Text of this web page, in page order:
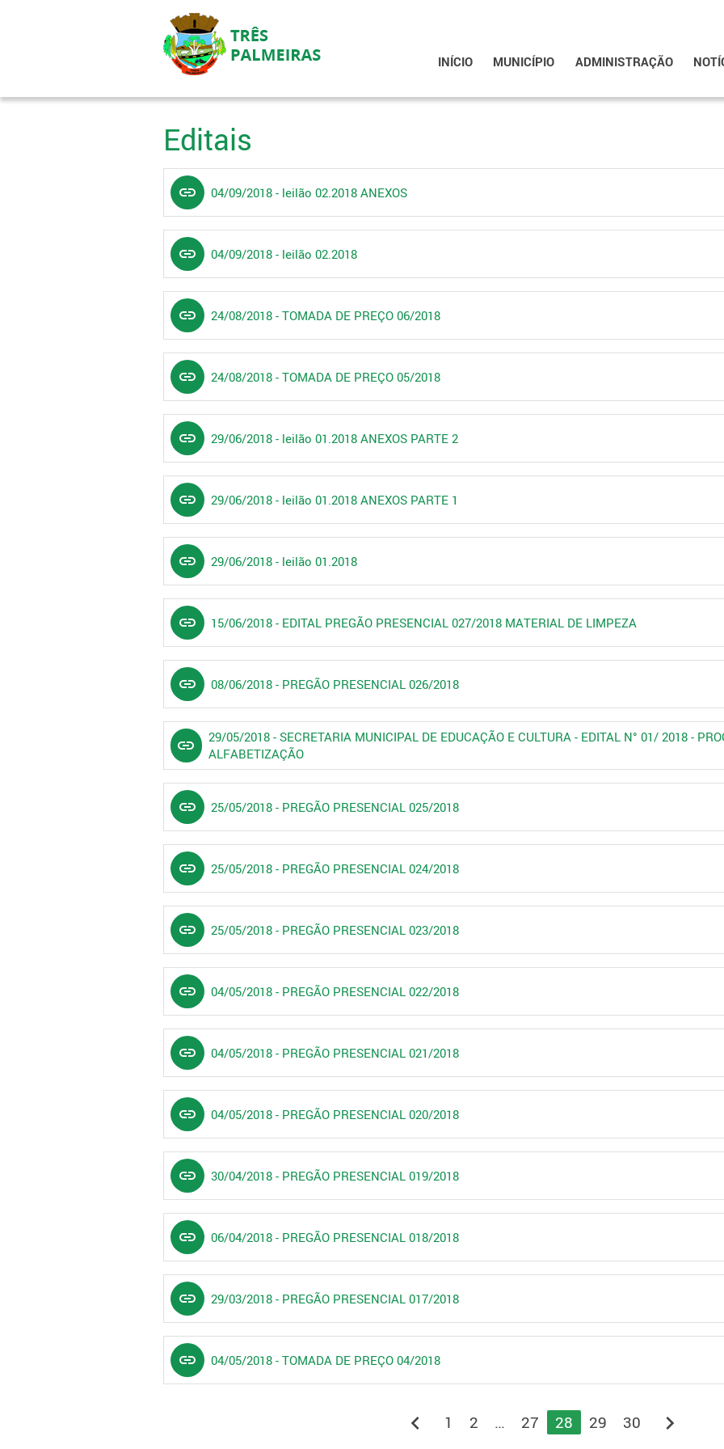
INÍCIO MUNICÍPIO ADMINISTRAÇÃO
Editais
link 04/09/2018 - leilão 02.2018 ANEXOS
link 04/09/2018 - leilão 02.2018
link 24/08/2018 - TOMADA DE PREÇO 06/2018
link 24/08/2018 - TOMADA DE PREÇO 05/2018
link 29/06/2018 - leilão 01.2018 ANEXOS PARTE 2
link 29/06/2018 - leilão 01.2018 ANEXOS PARTE 1
link 29/06/2018 - leilão 01.2018
link 15/06/2018 - EDITAL PREGÃO PRESENCIAL 027/2018 MATERIAL DE LIMPEZA
link 08/06/2018 - PREGÃO PRESENCIAL 026/2018
link
29/05/2018 - SECRETARIA MUNICIPAL DE EDUCAÇÃO E CULTURA - EDITAL N° 01/ 2018 -
ALFABETIZAÇÃO
link 25/05/2018 - PREGÃO PRESENCIAL 025/2018
link 25/05/2018 - PREGÃO PRESENCIAL 024/2018
link 25/05/2018 - PREGÃO PRESENCIAL 023/2018
link 04/05/2018 - PREGÃO PRESENCIAL 022/2018
link 04/05/2018 - PREGÃO PRESENCIAL 021/2018
link 04/05/2018 - PREGÃO PRESENCIAL 020/2018
link 30/04/2018 - PREGÃO PRESENCIAL 019/2018
link 06/04/2018 - PREGÃO PRESENCIAL 018/2018
link 29/03/2018 - PREGÃO PRESENCIAL 017/2018
link 04/05/2018 - TOMADA DE PREÇO 04/2018
chevron_left 1 2 … 27 28 29 30 chevron_right